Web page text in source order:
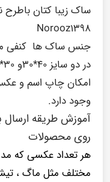
Norooz1398
جنس ساک ها کنفی
در دو سایز ۴۰*۳۰و ۳۰*۲۰ قابل سفارش می باشد .
امکان چاپ اسم و
وجود دارد.
آموزش طریقه
روی محصولات
هر تعداد عکسی که
مختلف مثل ماگ ،